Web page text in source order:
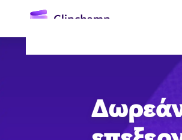
περιεχόμενο